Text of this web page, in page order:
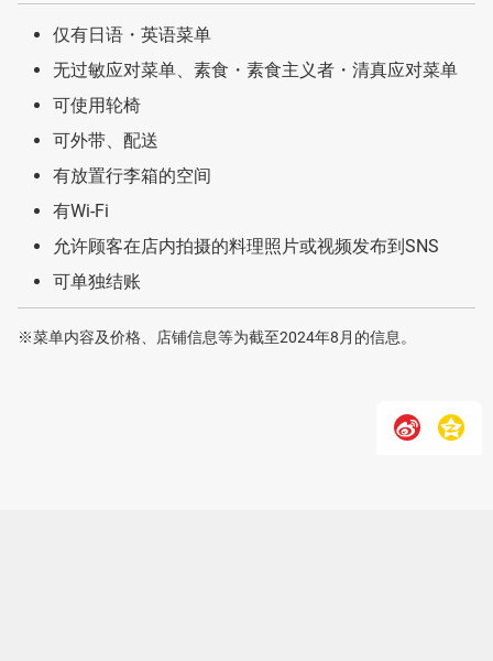
仅有日语・英语菜单
无过敏应对菜单、素食・素食主义者・清真应对菜单
可使用轮椅
可外带、配送
有放置行李箱的空间
有Wi-Fi
允许顾客在店内拍摄的料理照片或视频发布到SNS
可单独结账
※菜单内容及价格、店铺信息等为截至2024年8月的信息。